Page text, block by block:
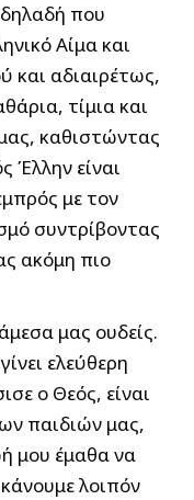
που
Αίμα και
και αδιαιρέτως,
τίμια και
καθιστώντας
Έλλην είναι
με τον
συντρίβοντας
ακόμη πιο
μας ουδείς.
ελεύθερη
ο Θεός, είναι
παιδιών μας,
μου έμαθα να
λοιπόν